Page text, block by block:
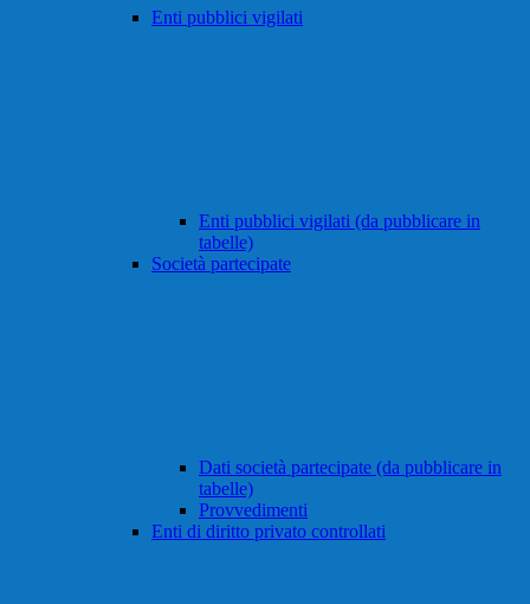
Enti pubblici vigilati
Enti pubblici vigilati (da pubblicare in
tabelle)
Società partecipate
Dati società partecipate (da pubblicare in
tabelle)
Provvedimenti
Enti di diritto privato controllati